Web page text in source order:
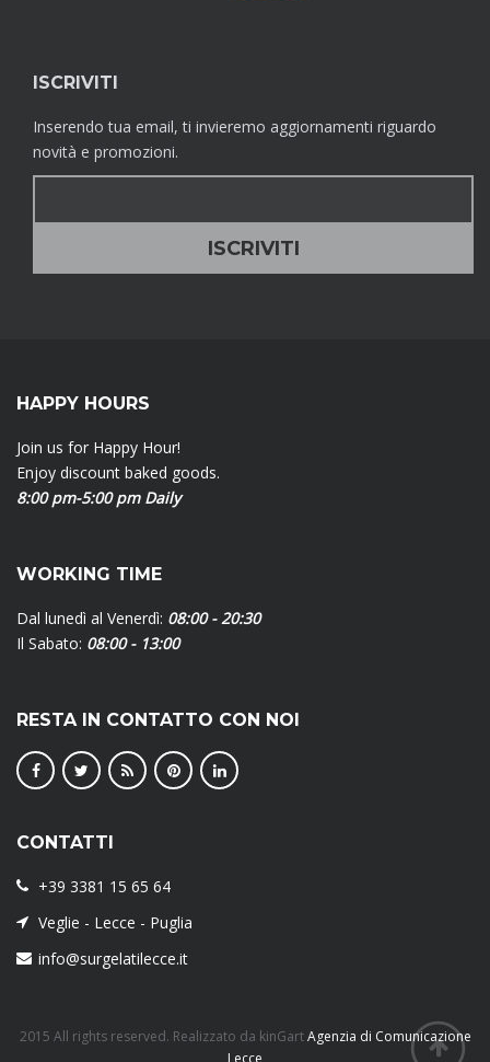
ISCRIVITI
Inserendo tua email, ti invieremo aggiornamenti riguardo
novità e promozioni.
HAPPY HOURS
Join us for Happy Hour!
Enjoy discount baked goods.
8:00 pm-5:00 pm Daily
WORKING TIME
Dal lunedì al Venerdì: 08:00 - 20:30
Il Sabato: 08:00 - 13:00
RESTA IN CONTATTO CON NOI
CONTATTI
+39 3381 15 65 64
Veglie - Lecce - Puglia
info@surgelatilecce.it
2015 All rights reserved. Realizzato da kinGartAgenzia di Comunicazione